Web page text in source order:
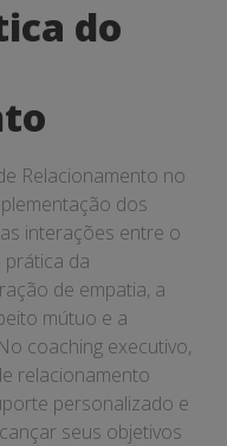
do
Relacionamento no
dos
interações entre o
da
de empatia, a
mútuo e a
coaching executivo,
relacionamento
personalizado e
seus objetivos